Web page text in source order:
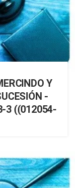
Y
-
3 ((012054-